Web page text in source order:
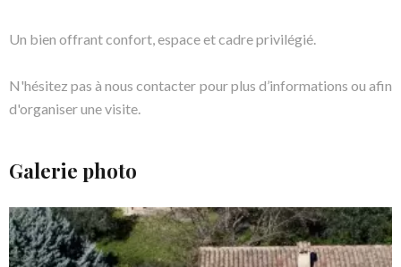
Un bien offrant confort, espace et cadre privilégié.
N'hésitez pas à nous contacter pour plus d’informations ou afin
d'organiser une visite.
Galerie photo